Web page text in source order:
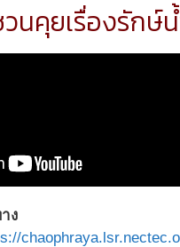
นคุยเรื่องรัก
ง